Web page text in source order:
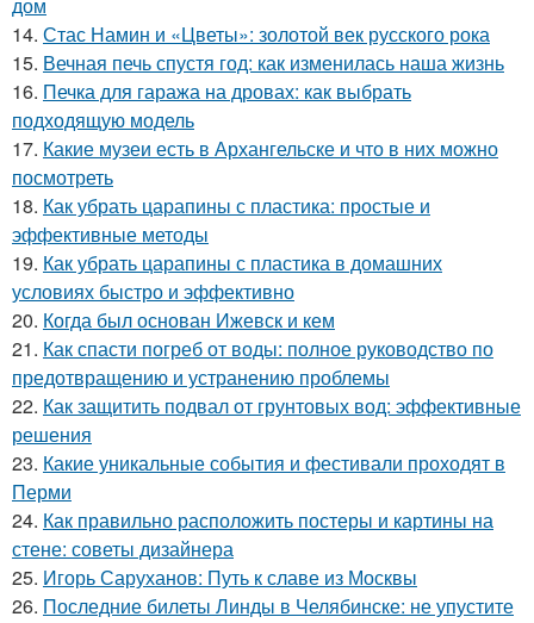
14. Стас Намин и «Цветы»: золотой век русского рока
15. Вечная печь спустя год: как изменилась наша жизнь
16. Печка для гаража на дровах: как выбрать
подходящую модель
17. Какие музеи есть в Архангельске и что в них можно
посмотреть
18. Как убрать царапины с пластика: простые и
эффективные методы
19. Как убрать царапины с пластика в домашних
условиях быстро и эффективно
20. Когда был основан Ижевск и кем
21. Как спасти погреб от воды: полное руководство по
предотвращению и устранению проблемы
22. Как защитить подвал от грунтовых вод: эффективные
решения
23. Какие уникальные события и фестивали проходят в
Перми
24. Как правильно расположить постеры и картины на
стене: советы дизайнера
25. Игорь Саруханов: Путь к славе из Москвы
26. Последние билеты Линды в Челябинске: не упустите